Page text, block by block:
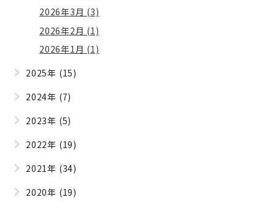
2026年3月 (3)
2026年2月 (1)
2026年1月 (1)
2025年 (15)
2024年 (7)
2023年 (5)
2022年 (19)
2021年 (34)
2020年 (19)